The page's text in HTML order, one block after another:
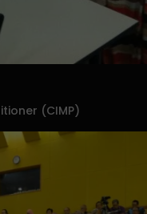
(CIMP)